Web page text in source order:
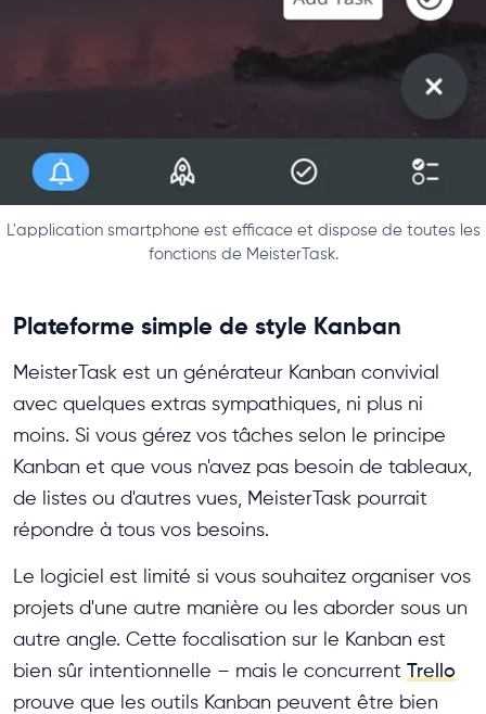
L'application smartphone est efficace et dispose de toutes les
fonctions de MeisterTask.
Plateforme simple de style Kanban
MeisterTask est un générateur Kanban convivial
avec quelques extras sympathiques, ni plus ni
moins. Si vous gérez vos tâches selon le principe
Kanban et que vous n'avez pas besoin de tableaux,
de listes ou d'autres vues, MeisterTask pourrait
répondre à tous vos besoins.
Le logiciel est limité si vous souhaitez organiser vos
projets d'une autre manière ou les aborder sous un
autre angle. Cette focalisation sur le Kanban est
bien sûr intentionnelle – mais le concurrent Trello
prouve que les outils Kanban peuvent être bien